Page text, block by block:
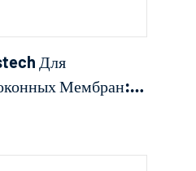
Для
Мембран: